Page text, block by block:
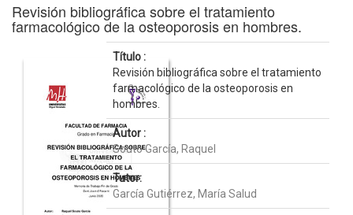
Revisión bibliográfica sobre el tratamiento
farmacológico de la osteoporosis en hombres.
Título :
Revisión bibliográfica sobre el tratamiento
farmacológico de la osteoporosis en
hombres.
Autor :
Souto García, Raquel
Tutor:
García Gutiérrez, María Salud